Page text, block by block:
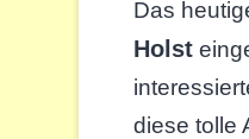
Das
Holst
diese tolle